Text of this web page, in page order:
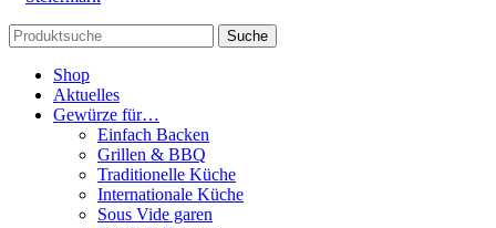
Suche
Shop
Aktuelles
Gewürze für…
Einfach Backen
Grillen & BBQ
Traditionelle Küche
Internationale Küche
Sous Vide garen